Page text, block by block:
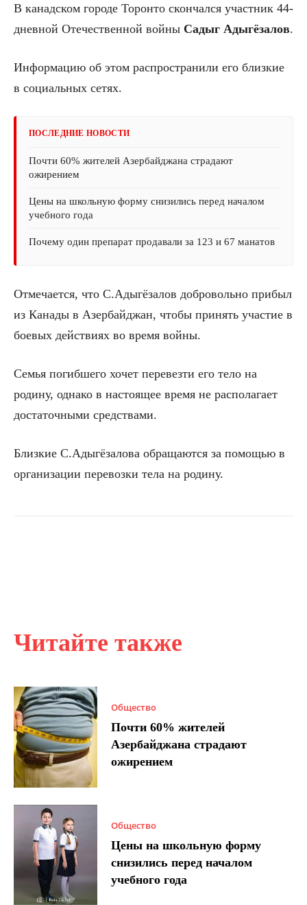
Читайте также
Общество
Почти 60% жителей
Азербайджана страдают
ожирением
Общество
Цены на школьную форму
снизились перед началом
учебного года
В канадском городе Торонто скончался участник 44-
дневной Отечественной войны Садыг Адыгёзалов.
Информацию об этом распространили его близкие
в социальных сетях.
ПОСЛЕДНИЕ НОВОСТИ
Почти 60% жителей Азербайджана страдают
ожирением
Цены на школьную форму снизились перед началом
учебного года
Почему один препарат продавали за 123 и 67 манатов
Отмечается, что С.Адыгёзалов добровольно прибыл
из Канады в Азербайджан, чтобы принять участие в
боевых действиях во время войны.
Семья погибшего хочет перевезти его тело на
родину, однако в настоящее время не располагает
достаточными средствами.
Близкие С.Адыгёзалова обращаются за помощью в
организации перевозки тела на родину.